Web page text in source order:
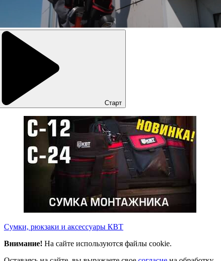
Старт
Сумки, рюкзаки и аксессуары КВТ
Внимание! На сайте используются файлы cookie.